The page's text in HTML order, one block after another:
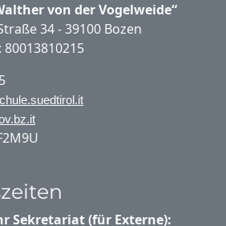
von der Vogelweide“
34 - 39100 Bozen
Sekretariat (für Externe):